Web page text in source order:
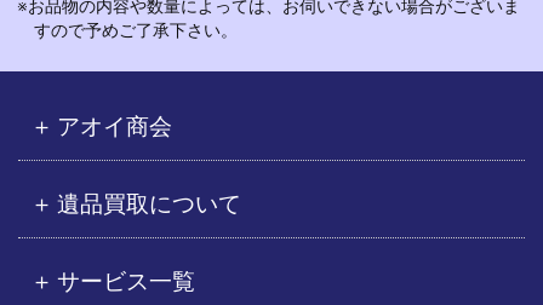
※お品物の内容や数量によっては、お伺いできない場合がございま
すので予めご了承下さい。
アオイ商会
遺品買取について
サービス一覧